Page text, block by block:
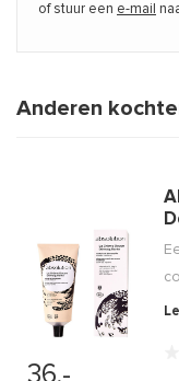
of stuur een e-mail
Anderen
36,-